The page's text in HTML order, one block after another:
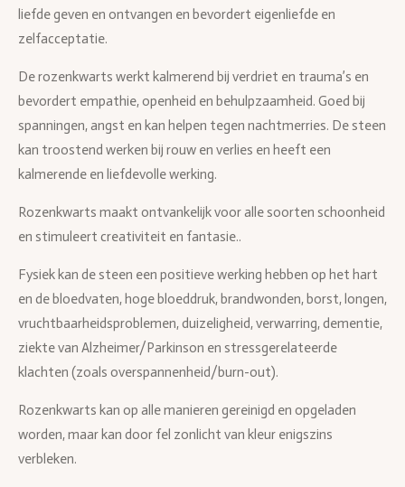
liefde geven en ontvangen en bevordert eigenliefde en
zelfacceptatie.
De rozenkwarts werkt kalmerend bij verdriet en trauma’s en
bevordert empathie, openheid en behulpzaamheid. Goed bij
spanningen, angst en kan helpen tegen nachtmerries. De steen
kan troostend werken bij rouw en verlies en heeft een
kalmerende en liefdevolle werking.
Rozenkwarts maakt ontvankelijk voor alle soorten schoonheid
en stimuleert creativiteit en fantasie..
Fysiek kan de steen een positieve werking hebben op het hart
en de bloedvaten, hoge bloeddruk, brandwonden, borst, longen,
vruchtbaarheidsproblemen, duizeligheid, verwarring, dementie,
ziekte van Alzheimer/Parkinson en stressgerelateerde
klachten (zoals overspannenheid/burn-out).
Rozenkwarts kan op alle manieren gereinigd en opgeladen
worden, maar kan door fel zonlicht van kleur enigszins
verbleken.